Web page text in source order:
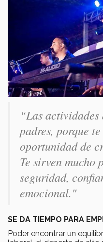
“Las actividades
padres, porque
oportunidad de
Te sirven mucho
seguridad,
emocional."
SE DA TIEMPO PARA
Poder encontrar un